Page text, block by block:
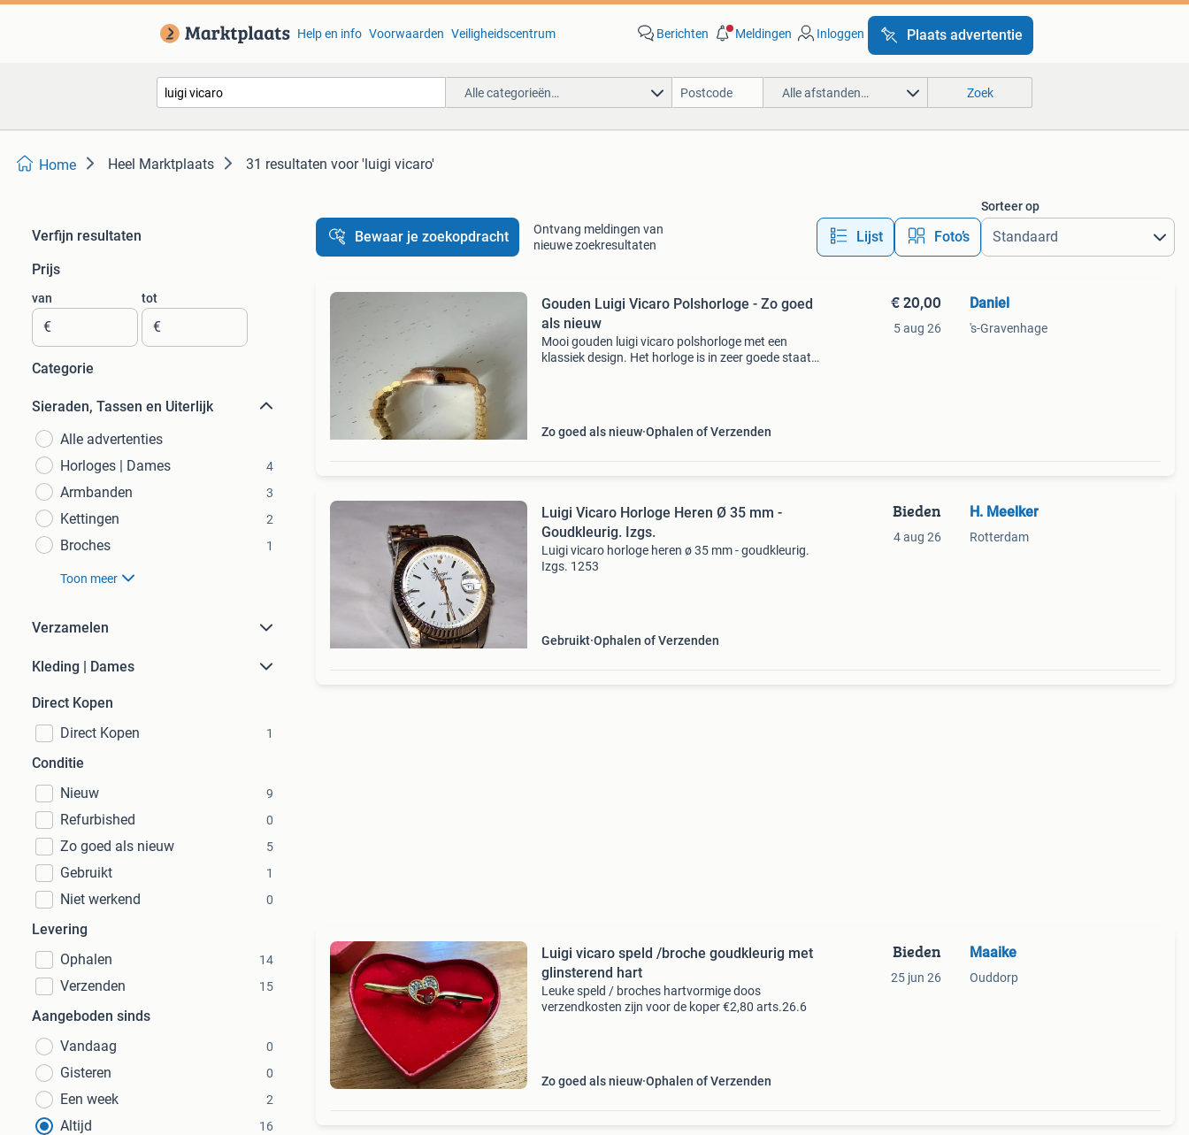
Help en info Voorwaarden Veiligheidscentrum Berichten Meldingen Inloggen Plaats advertentie
Alle categorieën… Alle afstanden… Zoek
Home Heel Marktplaats 31 resultaten voor 'luigi vicaro'
Verfijn resultaten
Prijs
van
€
tot
€
Categorie
Sieraden, Tassen en Uiterlijk
Alle advertenties
Horloges | Dames
4
Armbanden 3
Kettingen 2
Broches 1
Toon meer
Verzamelen
Kleding | Dames
Direct Kopen
Direct Kopen
1
Conditie
Nieuw
9
Refurbished 0
Zo goed als nieuw 5
Gebruikt 1
Niet werkend 0
Levering
Ophalen
14
Verzenden 15
Aangeboden sinds
Vandaag
0
Gisteren 0
Een week 2
Altijd 16
Bewaar je zoekopdracht
Ontvang meldingen van
nieuwe zoekresultaten
Lijst Foto’s
Sorteer op
Gouden Luigi Vicaro Polshorloge - Zo goed
als nieuw
Mooi gouden luigi vicaro polshorloge met een
klassiek design. Het horloge is in zeer goede staat
Zo goed als nieuw Ophalen of Verzenden
€ 20,00
5 aug 26
Daniel
's-Gravenhage
Luigi Vicaro Horloge Heren Ø 35 mm -
Goudkleurig. Izgs.
Luigi vicaro horloge heren ø 35 mm - goudkleurig.
Izgs. 1253
Gebruikt Ophalen of Verzenden
Bieden
4 aug 26
H. Meelker
Rotterdam
Luigi vicaro speld /broche goudkleurig met
glinsterend hart
Leuke speld / broches hartvormige doos
verzendkosten zijn voor de koper €2,80 arts.26.6
Zo goed als nieuw Ophalen of Verzenden
Bieden
25 jun 26
Maaike
Ouddorp